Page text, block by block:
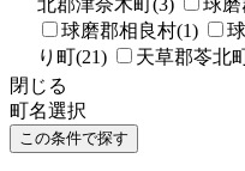
北郡津奈木町(3)
球磨
球磨郡相良村(1)
り町(21)
天草郡苓北
閉じる
町名選択